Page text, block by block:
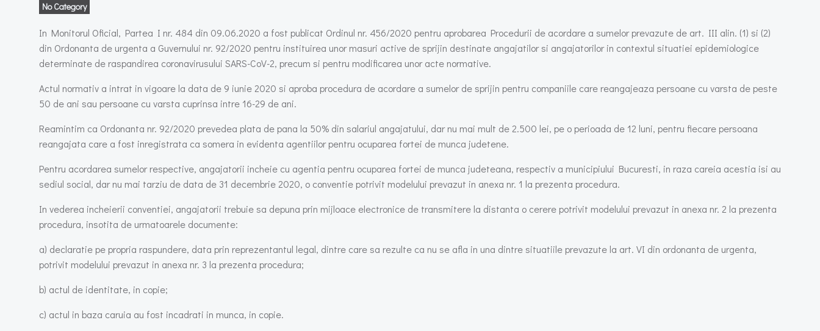
No Category
In Monitorul Oficial, Partea I nr. 484 din 09.06.2020 a fost publicat Ordinul nr. 456/2020 pentru aprobarea Procedurii de acordare a sumelor prevazute de art. III alin. (1) si (2)
din Ordonanta de urgenta a Guvernului nr. 92/2020 pentru instituirea unor masuri active de sprijin destinate angajatilor si angajatorilor in contextul situatiei epidemiologice
determinate de raspandirea coronavirusului SARS-CoV-2, precum si pentru modificarea unor acte normative.
Actul normativ a intrat in vigoare la data de 9 iunie 2020 si aproba procedura de acordare a sumelor de sprijin pentru companiile care reangajeaza persoane cu varsta de peste
50 de ani sau persoane cu varsta cuprinsa intre 16-29 de ani.
Reamintim ca Ordonanta nr. 92/2020 prevedea plata de pana la 50% din salariul angajatului, dar nu mai mult de 2.500 lei, pe o perioada de 12 luni, pentru fiecare persoana
reangajata care a fost inregistrata ca somera in evidenta agentiilor pentru ocuparea fortei de munca judetene.
Pentru acordarea sumelor respective, angajatorii incheie cu agentia pentru ocuparea fortei de munca judeteana, respectiv a municipiului Bucuresti, in raza careia acestia isi au
sediul social, dar nu mai tarziu de data de 31 decembrie 2020, o conventie potrivit modelului prevazut in anexa nr. 1 la prezenta procedura.
In vederea incheierii conventiei, angajatorii trebuie sa depuna prin mijloace electronice de transmitere la distanta o cerere potrivit modelului prevazut in anexa nr. 2 la prezenta
procedura, insotita de urmatoarele documente:
a) declaratie pe propria raspundere, data prin reprezentantul legal, dintre care sa rezulte ca nu se afla in una dintre situatiile prevazute la art. VI din ordonanta de urgenta,
potrivit modelului prevazut in anexa nr. 3 la prezenta procedura;
b) actul de identitate, in copie;
c) actul in baza caruia au fost incadrati in munca, in copie.